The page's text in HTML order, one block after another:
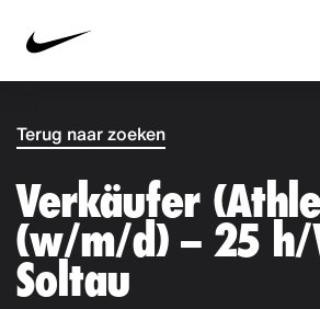
Terug naar zoeken
Verkäufer
(w/m/d) – 25 h/
Soltau